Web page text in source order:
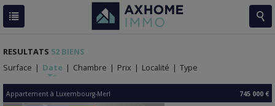
RESULTATS 52 BIENS
Surface | Date | Chambre | Prix | Localité | Type
Appartement à Luxembourg-Merl 745 000 €